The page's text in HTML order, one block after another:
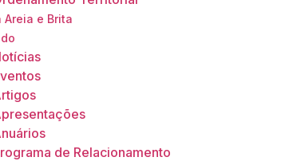
Areia e Brita
de Relacionamento